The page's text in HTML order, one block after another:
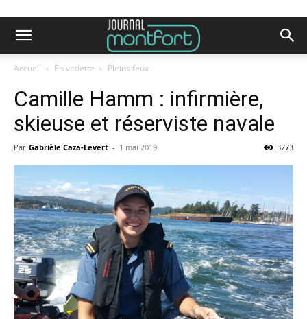
Accueil En vedette Pleins feux
Camille Hamm : infirmière,
skieuse et réserviste navale
Par Gabrièle Caza-Levert - 1 mai 2019 3273